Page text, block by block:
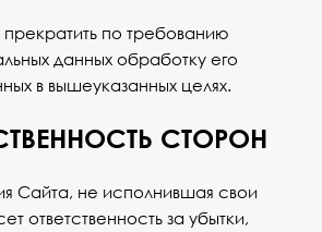
по требованию
данных обработку его
в вышеуказанных целях.
СТОРОН
Сайта, не исполнившая свои
ответственность за убытки,